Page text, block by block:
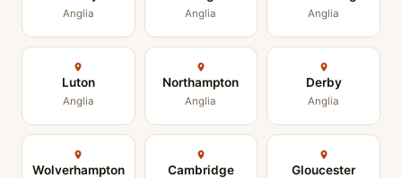
Anglia Anglia Anglia
Luton
Anglia
Northampton
Anglia
Derby
Anglia
Wolverhampton Cambridge Gloucester